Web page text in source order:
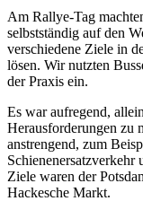
Am Rallye-Tag
selbstständig auf den
verschiedene Ziele in
lösen. Wir nutzten
der Praxis ein.
Es war aufregend,
Herausforderungen zu
anstrengend, zum
Schienenersatzverkehr
Ziele waren der
Hackesche Markt.